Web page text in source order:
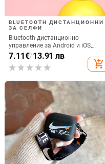
BLUETOOTH ДИСТАНЦИОННИ
ЗА СЕЛФИ
Bluetooth дистанционно
управление за Android и iOS,
универсално за снимки и
видеозаписи, модел 6-key tremolo,
Vernon, ABS материал, тегло 15 g
7.11€/13.91 лв
add_shopping_cart